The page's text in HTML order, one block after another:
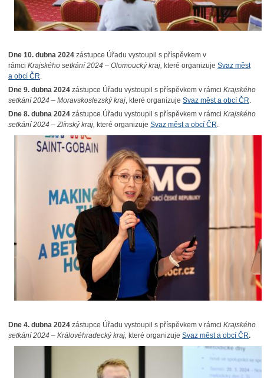
Dne 10. dubna 2024 zástupce Úřadu vystoupil s příspěvkem v
rámci Krajského setkání 2024 – Olomoucký kraj, které organizuje Svaz měst
a obcí ČR.
Dne 9. dubna 2024 zástupce Úřadu vystoupil s příspěvkem v rámci Krajského
setkání 2024 – Moravskoslezský kraj, které organizuje Svaz měst a obcí ČR.
Dne 8. dubna 2024 zástupce Úřadu vystoupil s příspěvkem v rámci Krajského
setkání 2024 – Zlínský kraj, které organizuje Svaz měst a obcí ČR.
Dne 4. dubna 2024 zástupce Úřadu vystoupil s příspěvkem v rámci Krajského
setkání 2024 – Královéhradecký kraj, které organizuje Svaz měst a obcí ČR.